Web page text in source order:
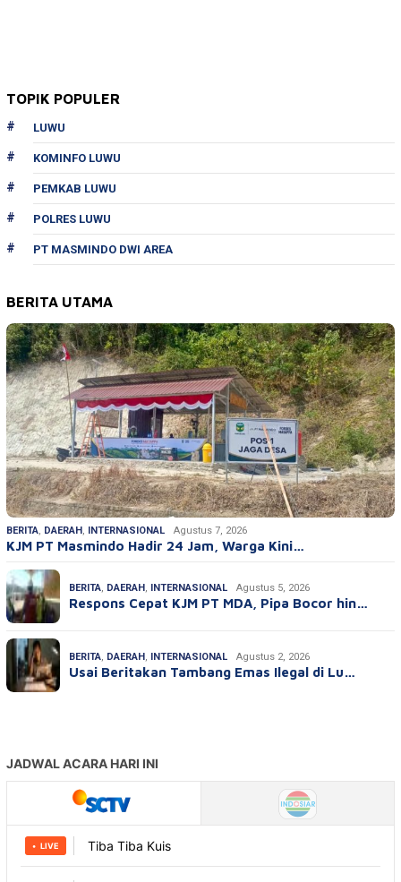
TOPIK POPULER
LUWU
KOMINFO LUWU
PEMKAB LUWU
POLRES LUWU
PT MASMINDO DWI AREA
BERITA UTAMA
BERITA, DAERAH , INTERNASIONAL Agustus 7, 2026
KJM PT Masmindo Hadir 24 Jam, Warga Kini…
BERITA, DAERAH , INTERNASIONAL Agustus 5, 2026
Respons Cepat KJM PT MDA, Pipa Bocor hin…
BERITA, DAERAH , INTERNASIONAL Agustus 2, 2026
Usai Beritakan Tambang Emas Ilegal di Lu…